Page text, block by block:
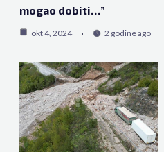
mogao dobiti…”
okt 4, 2024 2 godine ago